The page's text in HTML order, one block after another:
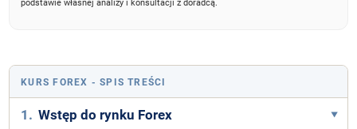
podstawie własnej analizy i konsultacji z doradcą.
KURS FOREX - SPIS TREŚCI
1. Wstęp do rynku Forex